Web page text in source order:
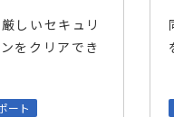
しいセキュリ
をクリアでき
ート